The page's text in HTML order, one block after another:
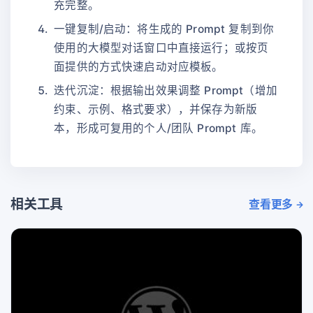
充完整。
一键复制/启动：将生成的 Prompt 复制到你
使用的大模型对话窗口中直接运行；或按页
面提供的方式快速启动对应模板。
迭代沉淀：根据输出效果调整 Prompt（增加
约束、示例、格式要求），并保存为新版
本，形成可复用的个人/团队 Prompt 库。
相关工具 查看更多